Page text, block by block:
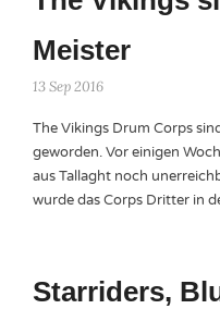
Meister
13 Sep 2016
The Vikings Drum Corps
geworden. Vor einigen
aus Tallaght noch
wurde das Corps Dritter in
Starriders,